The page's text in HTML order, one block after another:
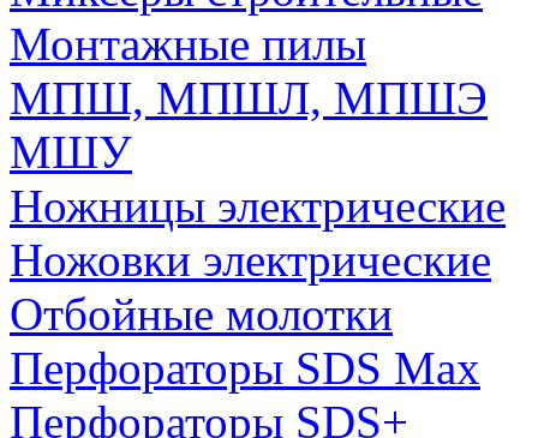
Монтажные пилы
МПШ, МПШЛ, МПШЭ
МШУ
Ножницы электрические
Ножовки электрические
Отбойные молотки
Перфораторы SDS Max
Перфораторы SDS+